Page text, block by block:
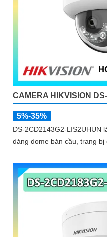
CAMERA HIKVISION
5%-35%
DS-2CD2143G2-LIS2UHUN
dáng dome bán cầu, trang